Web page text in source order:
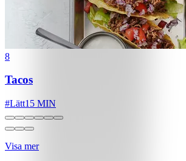
8
Tacos
#Lätt15 MIN
Visa mer